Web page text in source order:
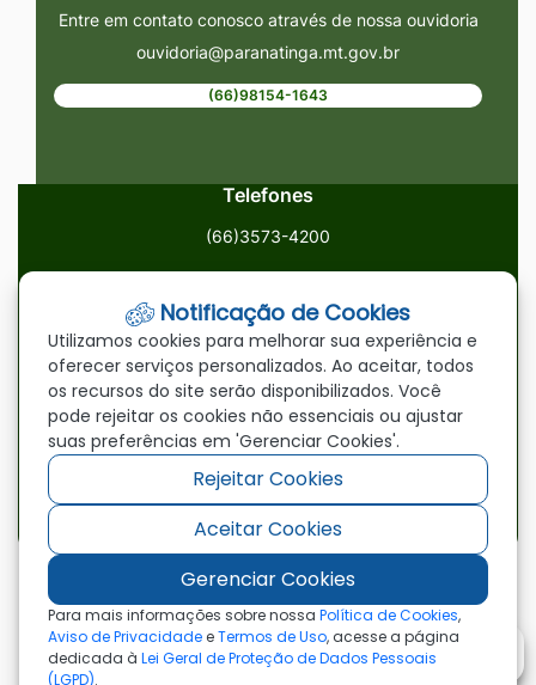
Entre em contato conosco através de nossa ouvidoria
ouvidoria@paranatinga.mt.gov.br
(66)98154-1643
Telefones
(66)3573-4200
ouvidoria@paranatinga.mt.gov.br
Localização
Av. Brasil, 1900, Centro, Paranatinga/MT, 78870-000
Redes Sociais
Acessar
a
Rede
Social
Facebook
Acessar
a
Rede
Social
Youtube
Acessar
a
Rede
Social
©2026 - Prefeitura Municipal de Paranatinga - MT
- Todos os direitos reservados
Notificação de Cookies
Utilizamos cookies para melhorar sua experiência e
oferecer serviços personalizados. Ao aceitar, todos
os recursos do site serão disponibilizados. Você
pode rejeitar os cookies não essenciais ou ajustar
suas preferências em 'Gerenciar Cookies'.
Rejeitar Cookies
Aceitar Cookies
Gerenciar Cookies
Para mais informações sobre nossa Política de Cookies,
Aviso de PrivacidadeeTermos de Uso, acesse a página
dedicada à Lei Geral de Proteção de Dados Pessoais
(LGPD).